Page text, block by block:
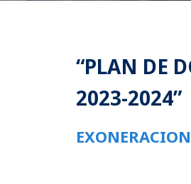
“PLAN DE
2023-2024”